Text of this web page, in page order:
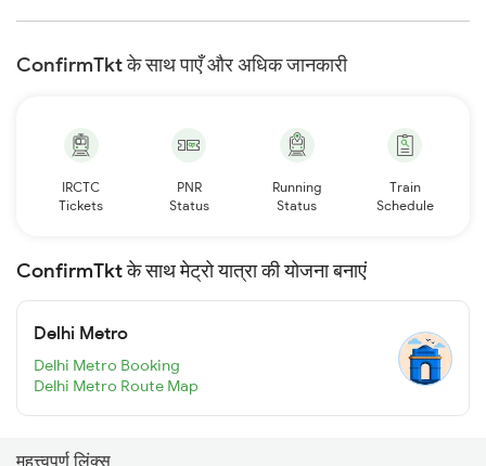
ConfirmTkt के साथ पाएँ और अधिक जानकारी
IRCTC
Tickets
PNR
Status
Running
Status
Train
Schedule
ConfirmTkt के साथ मेट्रो यात्रा की योजना बनाएं
Delhi Metro
Delhi Metro Booking
Delhi Metro Route Map
महत्त्वपूर्ण लिंक्स